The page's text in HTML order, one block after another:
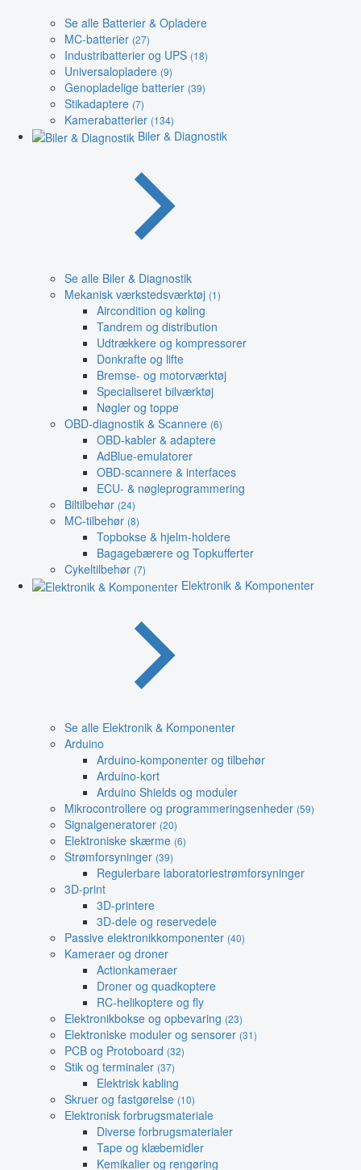
Se alle Batterier & Opladere
MC-batterier (27)
Industribatterier og UPS (18)
Universalopladere (9)
Genopladelige batterier (39)
Stikadaptere (7)
Kamerabatterier (134)
Biler & Diagnostik
Se alle Biler & Diagnostik
Mekanisk værkstedsværktøj (1)
Aircondition og køling
Tandrem og distribution
Udtrækkere og kompressorer
Donkrafte og lifte
Bremse- og motorværktøj
Specialiseret bilværktøj
Nøgler og toppe
OBD-diagnostik & Scannere (6)
OBD-kabler & adaptere
AdBlue-emulatorer
OBD-scannere & interfaces
ECU- & nøgleprogrammering
Biltilbehør (24)
MC-tilbehør (8)
Topbokse & hjelm-holdere
Bagagebærere og Topkufferter
Cykeltilbehør (7)
Elektronik & Komponenter
Se alle Elektronik & Komponenter
Arduino
Arduino-komponenter og tilbehør
Arduino-kort
Arduino Shields og moduler
Mikrocontrollere og programmeringsenheder (59)
Signalgeneratorer (20)
Elektroniske skærme (6)
Strømforsyninger (39)
Regulerbare laboratoriestrømforsyninger
3D-print
3D-printere
3D-dele og reservedele
Passive elektronikkomponenter (40)
Kameraer og droner
Actionkameraer
Droner og quadkoptere
RC-helikoptere og fly
Elektronikbokse og opbevaring (23)
Elektroniske moduler og sensorer (31)
PCB og Protoboard (32)
Stik og terminaler (37)
Elektrisk kabling
Skruer og fastgørelse (10)
Elektronisk forbrugsmateriale
Diverse forbrugsmaterialer
Tape og klæbemidler
Kemikalier og rengøring